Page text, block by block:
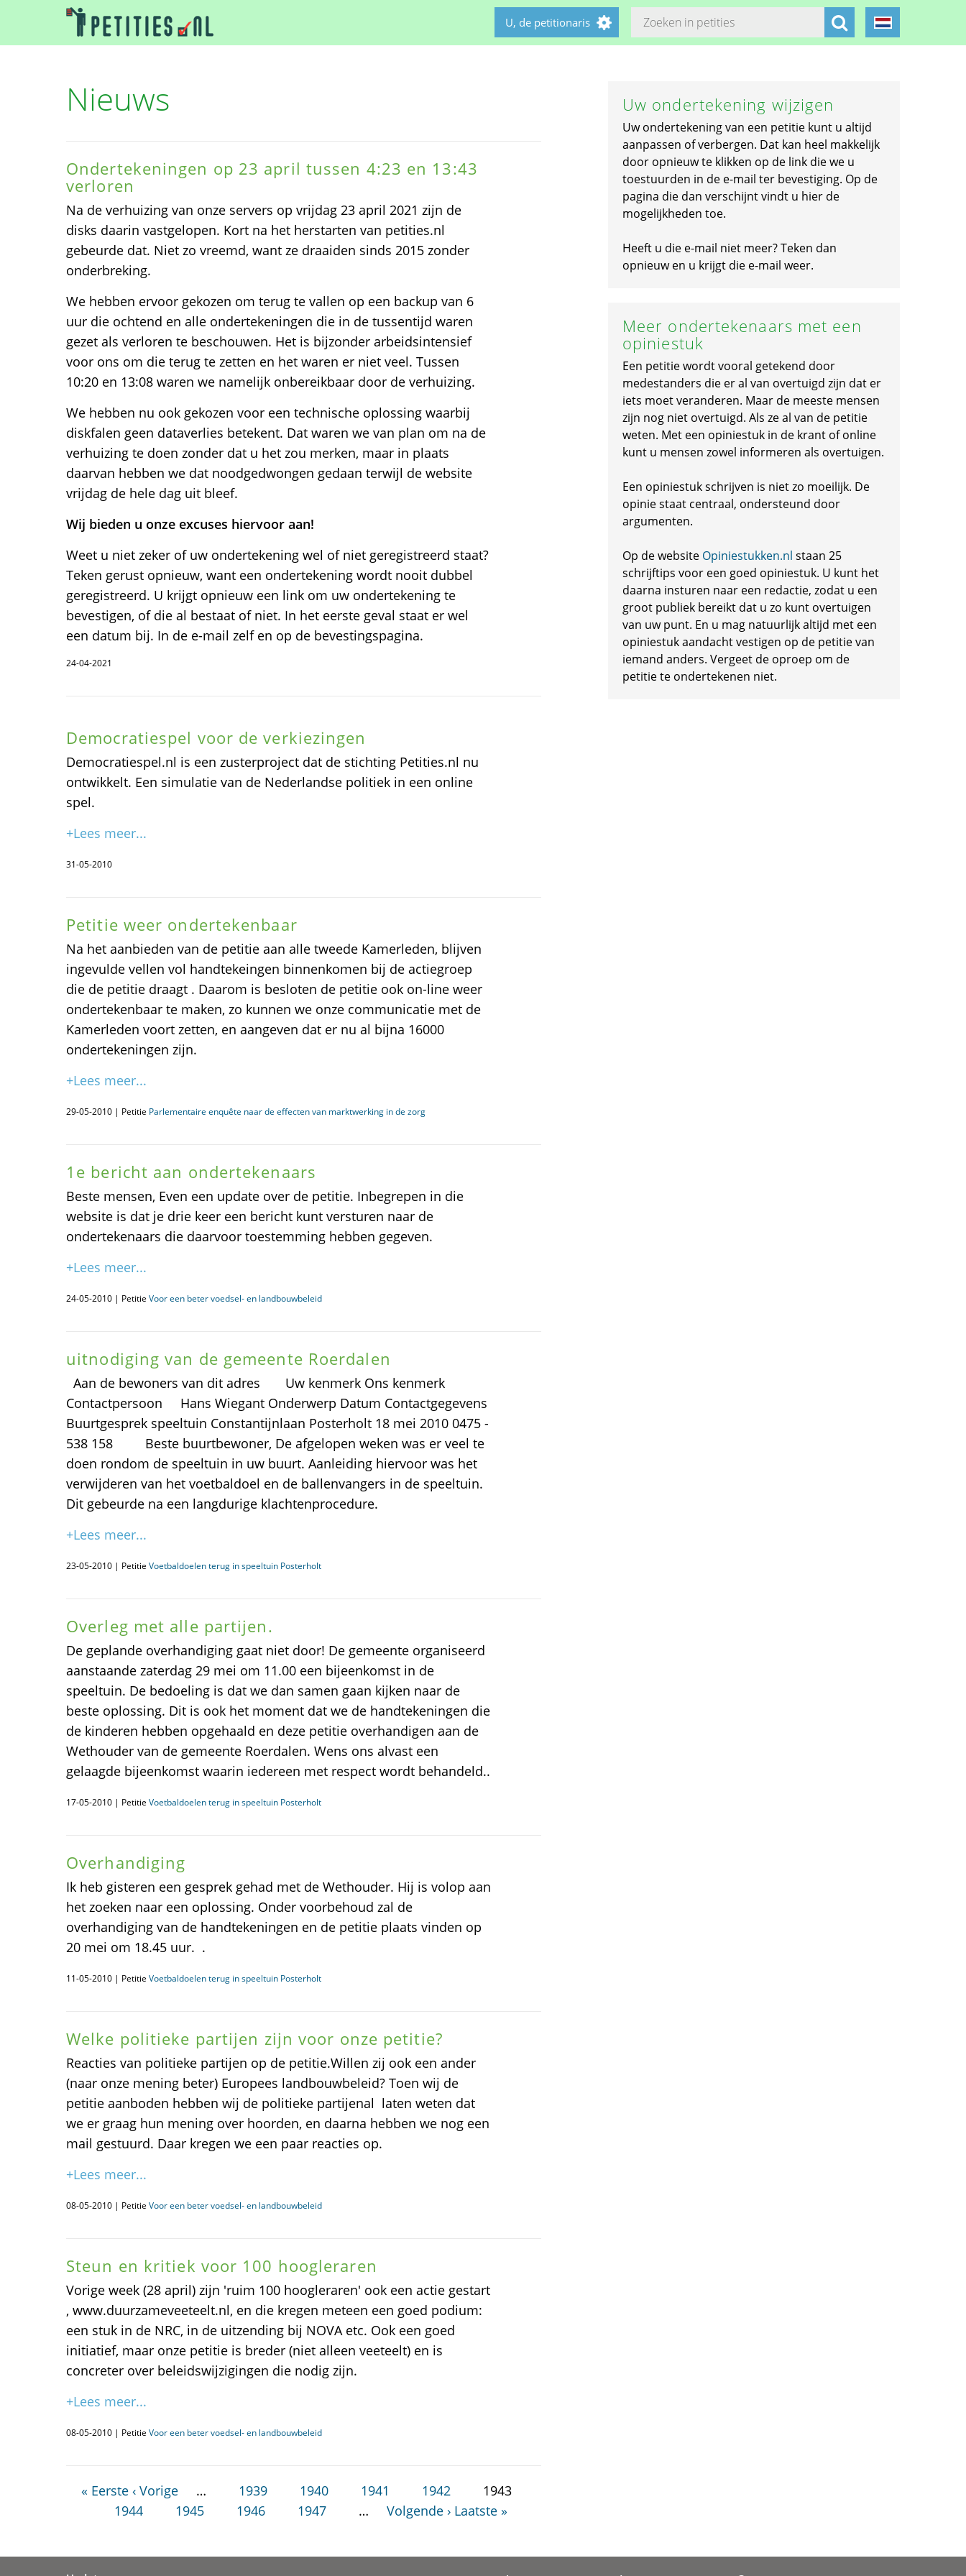
U, de petitionaris
Nieuws
Ondertekeningen op 23 april tussen 4:23 en 13:43
verloren
Na de verhuizing van onze servers op vrijdag 23 april 2021 zijn de
disks daarin vastgelopen. Kort na het herstarten van petities.nl
gebeurde dat. Niet zo vreemd, want ze draaiden sinds 2015 zonder
onderbreking.
We hebben ervoor gekozen om terug te vallen op een backup van 6
uur die ochtend en alle ondertekeningen die in de tussentijd waren
gezet als verloren te beschouwen. Het is bijzonder arbeidsintensief
voor ons om die terug te zetten en het waren er niet veel. Tussen
10:20 en 13:08 waren we namelijk onbereikbaar door de verhuizing.
We hebben nu ook gekozen voor een technische oplossing waarbij
diskfalen geen dataverlies betekent. Dat waren we van plan om na de
verhuizing te doen zonder dat u het zou merken, maar in plaats
daarvan hebben we dat noodgedwongen gedaan terwijl de website
vrijdag de hele dag uit bleef.
Wij bieden u onze excuses hiervoor aan!
Weet u niet zeker of uw ondertekening wel of niet geregistreerd staat?
Teken gerust opnieuw, want een ondertekening wordt nooit dubbel
geregistreerd. U krijgt opnieuw een link om uw ondertekening te
bevestigen, of die al bestaat of niet. In het eerste geval staat er wel
een datum bij. In de e-mail zelf en op de bevestingspagina.
24-04-2021
Democratiespel voor de verkiezingen
Democratiespel.nl is een zusterproject dat de stichting Petities.nl nu
ontwikkelt. Een simulatie van de Nederlandse politiek in een online
spel.
+Lees meer...
31-05-2010
Petitie weer ondertekenbaar
Na het aanbieden van de petitie aan alle tweede Kamerleden, blijven
ingevulde vellen vol handtekeingen binnenkomen bij de actiegroep
die de petitie draagt . Daarom is besloten de petitie ook on-line weer
ondertekenbaar te maken, zo kunnen we onze communicatie met de
Kamerleden voort zetten, en aangeven dat er nu al bijna 16000
ondertekeningen zijn.
+Lees meer...
29-05-2010 | Petitie Parlementaire enquête naar de effecten van marktwerking in de zorg
1e bericht aan ondertekenaars
Beste mensen, Even een update over de petitie. Inbegrepen in die
website is dat je drie keer een bericht kunt versturen naar de
ondertekenaars die daarvoor toestemming hebben gegeven.
+Lees meer...
24-05-2010 | Petitie Voor een beter voedsel- en landbouwbeleid
uitnodiging van de gemeente Roerdalen
Aan de bewoners van dit adres Uw kenmerk Ons kenmerk
Contactpersoon Hans Wiegant Onderwerp Datum Contactgegevens
Buurtgesprek speeltuin Constantijnlaan Posterholt 18 mei 2010 0475 -
538 158 Beste buurtbewoner, De afgelopen weken was er veel te
doen rondom de speeltuin in uw buurt. Aanleiding hiervoor was het
verwijderen van het voetbaldoel en de ballenvangers in de speeltuin.
Dit gebeurde na een langdurige klachtenprocedure.
+Lees meer...
23-05-2010 | Petitie Voetbaldoelen terug in speeltuin Posterholt
Overleg met alle partijen.
De geplande overhandiging gaat niet door! De gemeente organiseerd
aanstaande zaterdag 29 mei om 11.00 een bijeenkomst in de
speeltuin. De bedoeling is dat we dan samen gaan kijken naar de
beste oplossing. Dit is ook het moment dat we de handtekeningen die
de kinderen hebben opgehaald en deze petitie overhandigen aan de
Wethouder van de gemeente Roerdalen. Wens ons alvast een
gelaagde bijeenkomst waarin iedereen met respect wordt behandeld..
17-05-2010 | Petitie Voetbaldoelen terug in speeltuin Posterholt
Overhandiging
Ik heb gisteren een gesprek gehad met de Wethouder. Hij is volop aan
het zoeken naar een oplossing. Onder voorbehoud zal de
overhandiging van de handtekeningen en de petitie plaats vinden op
20 mei om 18.45 uur. .
11-05-2010 | Petitie Voetbaldoelen terug in speeltuin Posterholt
Welke politieke partijen zijn voor onze petitie?
Reacties van politieke partijen op de petitie.Willen zij ook een ander
(naar onze mening beter) Europees landbouwbeleid? Toen wij de
petitie aanboden hebben wij de politieke partijenal laten weten dat
we er graag hun mening over hoorden, en daarna hebben we nog een
mail gestuurd. Daar kregen we een paar reacties op.
+Lees meer...
08-05-2010 | Petitie Voor een beter voedsel- en landbouwbeleid
Steun en kritiek voor 100 hoogleraren
Vorige week (28 april) zijn 'ruim 100 hoogleraren' ook een actie gestart
, www.duurzameveeteelt.nl, en die kregen meteen een goed podium:
een stuk in de NRC, in de uitzending bij NOVA etc. Ook een goed
initiatief, maar onze petitie is breder (niet alleen veeteelt) en is
concreter over beleidswijzigingen die nodig zijn.
+Lees meer...
08-05-2010 | Petitie Voor een beter voedsel- en landbouwbeleid
« Eerste ‹ Vorige … 1939 1940 1941 1942
1943
1944
1945 1946 1947 … Volgende › Laatste »
Uw ondertekening wijzigen
Uw ondertekening van een petitie kunt u altijd
aanpassen of verbergen. Dat kan heel makkelijk
door opnieuw te klikken op de link die we u
toestuurden in de e-mail ter bevestiging. Op de
pagina die dan verschijnt vindt u hier de
mogelijkheden toe.
Heeft u die e-mail niet meer? Teken dan
opnieuw en u krijgt die e-mail weer.
Meer ondertekenaars met een
opiniestuk
Een petitie wordt vooral getekend door
medestanders die er al van overtuigd zijn dat er
iets moet veranderen. Maar de meeste mensen
zijn nog niet overtuigd. Als ze al van de petitie
weten. Met een opiniestuk in de krant of online
kunt u mensen zowel informeren als overtuigen.
Een opiniestuk schrijven is niet zo moeilijk. De
opinie staat centraal, ondersteund door
argumenten.
Op de website Opiniestukken.nl staan 25
schrijftips voor een goed opiniestuk. U kunt het
daarna insturen naar een redactie, zodat u een
groot publiek bereikt dat u zo kunt overtuigen
van uw punt. En u mag natuurlijk altijd met een
opiniestuk aandacht vestigen op de petitie van
iemand anders. Vergeet de oproep om de
petitie te ondertekenen niet.